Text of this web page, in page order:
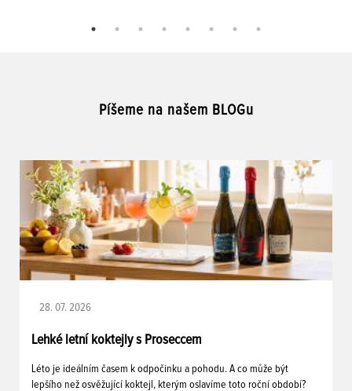
Píšeme na našem BLOGu
28. 07. 2026
Lehké letní koktejly s Proseccem
Léto je ideálním časem k odpočinku a pohodu. A co může být
lepšího než osvěžující koktejl, kterým oslavíme toto roční období?